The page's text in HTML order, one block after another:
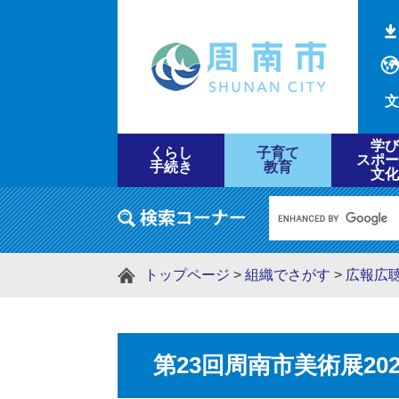
くらし
手続き
子育て
教育
学び
スポ
文化
トップページ > 組織でさがす > 広報広
第23回周南市美術展